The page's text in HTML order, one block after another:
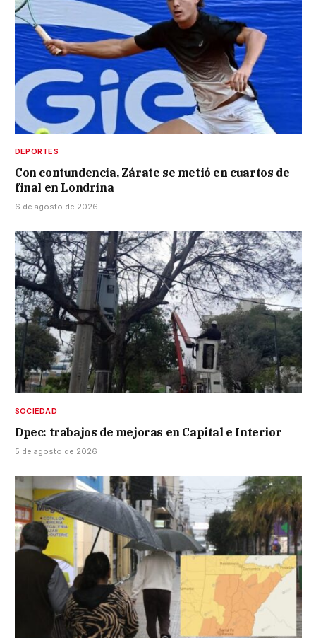
DEPORTES
Con contundencia, Zárate se metió en cuartos de
final en Londrina
6 de agosto de 2026
SOCIEDAD
Dpec: trabajos de mejoras en Capital e Interior
5 de agosto de 2026